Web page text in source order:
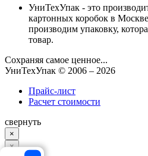
УниТехУпак - это
картонных коробок в
производим упаковку,
товар.
Сохраняя самое ценное...
УниТехУпак © 2006 – 2026
Прайс-лист
Расчет стоимости
свернуть
×
×